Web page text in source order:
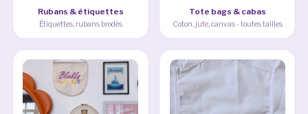
Rubans & étiquettes
Étiquettes, rubans brodés
Tote bags & cabas
Coton, jute, canvas - toutes tailles